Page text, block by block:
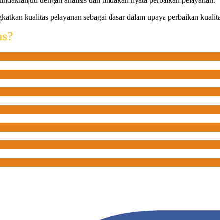
kualitas pelayanan sebagai dasar dalam upaya perbaikan